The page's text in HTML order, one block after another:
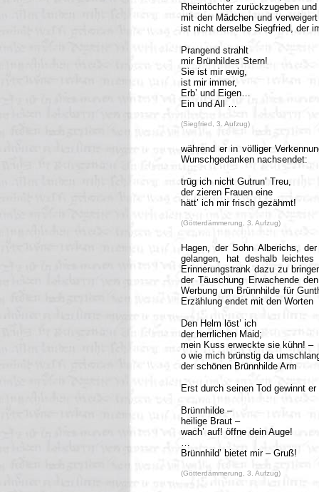
Rheintöchter zurückzugeben
mit den Mädchen und
ist nicht derselbe Siegfried, der
Prangend strahlt
mir Brünhildes Stern!
Sie ist mir ewig,
ist mir immer,
Erb’ und Eigen…
Ein und All …
(Siegfried, 3. Aufzug)
während er in völliger
Wunschgedanken nachsendet:
trüg ich nicht Gutrun’ Treu,
der zieren Frauen eine
hätt’ ich mir frisch gezähmt!
(Götterdämmerung, 3. Aufzug)
Hagen, der Sohn Alberichs,
gelangen, hat deshalb
Erinnerungstrank dazu zu
der Täuschung Erwachende
Werbung um Brünnhilde für
Erzählung endet mit den Worten
Den Helm löst’ ich
der herrlichen Maid;
mein Kuss erweckte sie kühn! –
o wie mich brünstig da
der schönen Brünnhilde Arm
Erst durch seinen Tod gewinnt
Brünnhilde –
heilige Braut –
wach’ auf! öffne dein Auge!
…
Brünnhild’ bietet mir – Gruß!
(Götterdämmerung, 3. Aufzug)